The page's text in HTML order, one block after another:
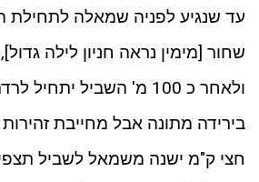
עד שנגיע לפניה שמאלה
שחור [מימין נראה חניון לילה
ולאחר כ 100 מ' השביל
בירידה מתונה אבל מחייבת
חצי ק"מ ישנה משמאל לשביל